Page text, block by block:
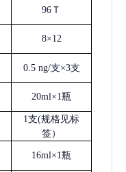
96Ｔ
8×12
0.5 ng/支×3支
20ml×1瓶
1支(规格见标
签）
16ml×1瓶